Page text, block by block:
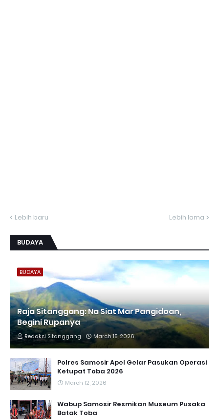
Lebih baru Lebih lama
BUDAYA
BUDAYA
Raja Sitanggang: Na Siat Mar Pangidoan,
Begini Rupanya
Redaksi Sitanggang March 15, 2026
Polres Samosir Apel Gelar Pasukan Operasi
Ketupat Toba 2026
March 12, 2026
Wabup Samosir Resmikan Museum Pusaka
Batak Toba